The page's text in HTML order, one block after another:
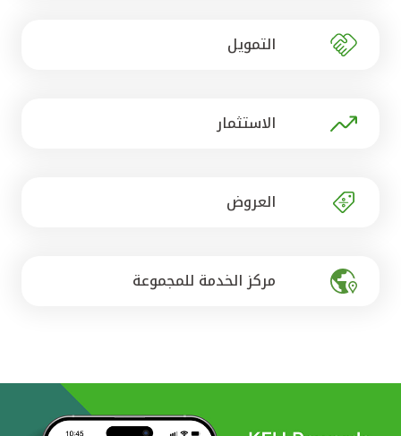
مصر
التمويل
الاستثمار
العروض
مركز الخدمة للمجموعة